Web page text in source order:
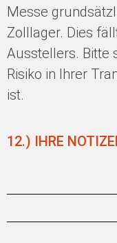
Messe
Zolllager. Dies
Ausstellers. Bitte
Risiko in Ihrer
ist.
12.) IHRE